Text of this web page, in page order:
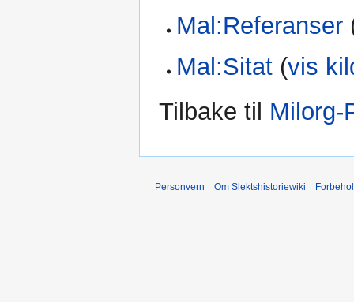
Mal:Referanser
Mal:Sitat (vis
Tilbake til Milorg-
Personvern Om Slektshistoriewiki